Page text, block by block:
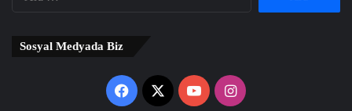
Sosyal Medyada Biz
Facebook
X YouTubeInstagram